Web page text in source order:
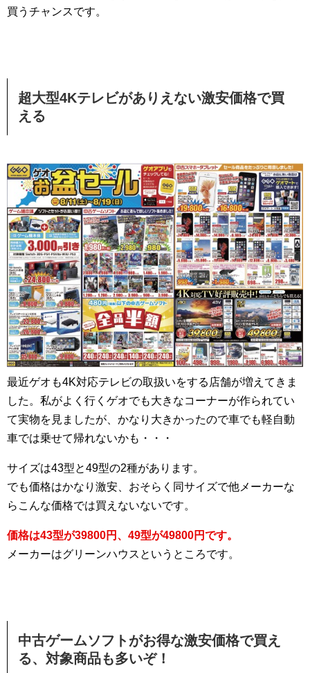
買うチャンスです。
超大型4Kテレビがありえない激安価格で買
える
最近ゲオも4K対応テレビの取扱いをする店舗が増えてきま
した。私がよく行くゲオでも大きなコーナーが作られてい
て実物を見ましたが、かなり大きかったので車でも軽自動
車では乗せて帰れないかも・・・
サイズは43型と49型の2種があります。
でも価格はかなり激安、おそらく同サイズで他メーカーな
らこんな価格では買えないないです。
価格は43型が39800円、49型が49800円です。
メーカーはグリーンハウスというところです。
中古ゲームソフトがお得な激安価格で買え
る、対象商品も多いぞ！